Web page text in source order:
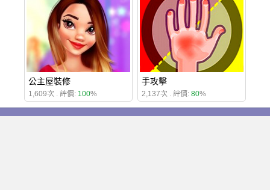
公主屋裝修
1,609次 . 評價: 100%
手攻擊
2,137次 . 評價: 80%